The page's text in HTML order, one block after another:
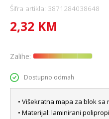
Šifra artikla: 3871284038648
2,32 KM
Zalihe:
Dostupno odmah
• Višekratna mapa za blok sa
• Materijal: laminirani